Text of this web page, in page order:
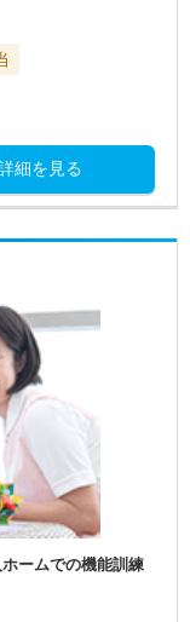
細を見る
ームでの機能訓練